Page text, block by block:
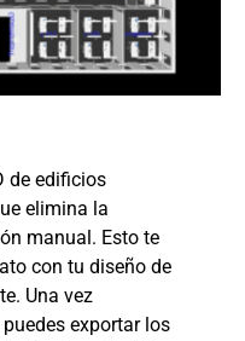
de edificios
elimina la
manual. Esto te
con tu diseño de
Una vez
exportar los